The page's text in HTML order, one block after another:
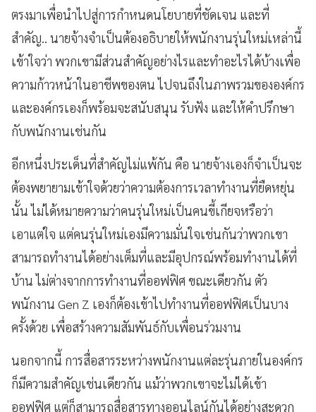
ตรงมาเพื่อนำไปสู่การกำหนดนโยบายที่ชัดเจน และที่
สำคัญ.. นายจ้างจำเป็นต้องอธิบายให้พนักงานรุ่นใหม่เหล่านี้
เข้าใจว่า พวกเขามีส่วนสำคัญอย่างไรและทำอะไรได้บ้างเพื่อ
ความก้าวหน้าในอาชีพของตน ไปจนถึงในภาพรวมขององค์กร
และองค์กรเองก็พร้อมจะสนับสนุน รับฟัง และให้คำปรึกษา
กับพนักงานเช่นกัน
อีกหนึ่งประเด็นที่สำคัญไม่แพ้กัน คือ นายจ้างเองก็จำเป็นจะ
ต้องพยายามเข้าใจด้วยว่าความต้องการเวลาทำงานที่ยืดหยุ่น
นั้น ไม่ได้หมายความว่าคนรุ่นใหม่เป็นคนขี้เกียจหรือว่า
เอาแต่ใจ แต่คนรุ่นใหม่เองมีความมั่นใจเช่นกันว่าพวกเขา
สามารถทำงานได้อย่างเต็มที่และมีอุปกรณ์พร้อมทำงานได้ที่
บ้าน ไม่ต่างจากการทำงานที่ออฟฟิศ ขณะเดียวกัน ตัว
พนักงาน Gen Z เองก็ต้องเข้าไปทำงานที่ออฟฟิศเป็นบาง
ครั้งด้วย เพื่อสร้างความสัมพันธ์กับเพื่อนร่วมงาน
นอกจากนี้ การสื่อสารระหว่างพนักงานแต่ละรุ่นภายในองค์กร
ก็มีความสำคัญเช่นเดียวกัน แม้ว่าพวกเขาจะไม่ได้เข้า
ออฟฟิศ แต่ก็สามารถสื่อสารทางออนไลน์กันได้อย่างสะดวก